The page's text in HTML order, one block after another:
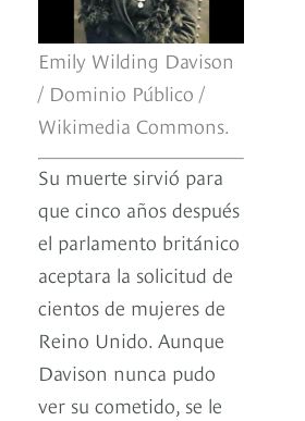
Emily Wilding Davison
/ Dominio Público /
Wikimedia Commons.
Su muerte sirvió para
que cinco años después
el parlamento británico
aceptara la solicitud de
cientos de mujeres de
Reino Unido. Aunque
Davison nunca pudo
ver su cometido, se le